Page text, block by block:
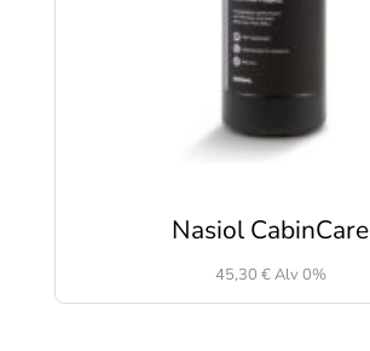
Nasiol CabinCare
45,30 €Alv 0%